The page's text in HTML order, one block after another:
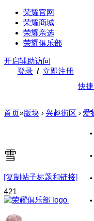
荣耀官网
荣耀商城
荣耀亲选
荣耀俱乐部
开启辅助访问
登录 / 立即注册
快
首页»版块 › 兴趣街区 › 爱
雪️
[复制帖子标题和链接]
421